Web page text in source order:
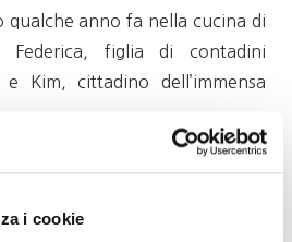
i cookie
qualche anno fa nella cucina di
Federica, figlia di contadini
Kim, cittadino dell’immensa
collaborando con lo chef
la coppia ha poi deciso di